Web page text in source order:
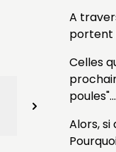
A
portent
Celles
Alors,